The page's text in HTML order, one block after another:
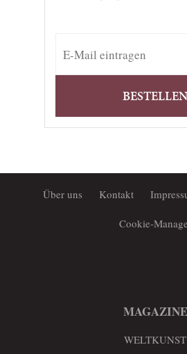
BESTELLEN
Über uns Kontakt
Cookie-
MAGAZINE
WELTKUNST